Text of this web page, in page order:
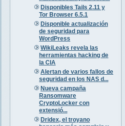
Disponibles Tails 2.11 y
Tor Browser 6.5.1
Disponible actualización
de seguridad para
WordPress
WikiLeaks revela las
herramientas hacking de
la CIA
Alertan de varios fallos de
seguridad en los NAS d...
Nueva campaña
Ransomware
CryptoLocker con
extensió...
Dridex, el troyano